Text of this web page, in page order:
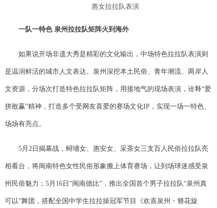
惠女拉拉队表演
一队一特色 泉州拉拉队矩阵火到海外
如果说开场非遗大秀是精彩的文化输出，中场特色拉拉队表演则
是温润鲜活的城市人文表达。泉州深挖本土民俗、青年潮流、两岸人
文资源，分场次打造特色拉拉队矩阵，用接地气的现场表演，诠释“爱
拼敢赢”精神，打造多个受网友喜爱的赛场文化IP，实现一场一特色、
场场有亮点。
5月2日揭幕战，蟳埔女、惠安女、采茶女三支百人民俗拉拉队亮
相看台，将闽南特色女性民俗形象搬上体育赛场，让到场球迷感受泉
州民俗魅力；5月16日“闽南德比”，推出全国首个男子拉拉队“泉州真
可以”舞团，搭配全国中学生拉拉操冠军节目《欢喜泉州・簪花旋